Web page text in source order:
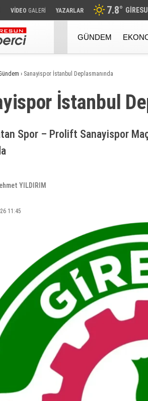
VİDEO GALERİ YAZARLAR 7.8°
GÜNDEM
› Sanayispor İstanbul Deplasmanında
İstanbul
Spor – Prolift Sanayispor
YILDIRIM
11:45